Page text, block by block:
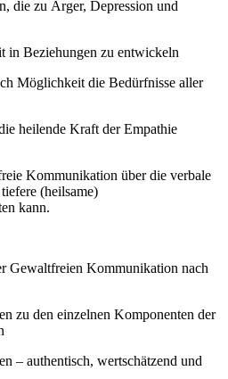
die zu Ärger, Depression und
in Beziehungen zu entwickeln
Möglichkeit die Bedürfnisse aller
heilende Kraft der Empathie
Kommunikation über die verbale
(heilsame)
kann.
Gewaltfreien Kommunikation nach
zu den einzelnen Komponenten der
– authentisch, wertschätzend und